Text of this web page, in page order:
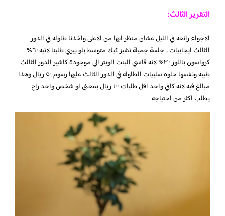
التقرير الثالث:
الاجواء رائعه في الليل عشان منظر ابها من الاعلى واخذنا طاولة في الدور
الثالث ايجابيات .. جلسة جميلة تشيز كيك متوسط بلو بيري طلبنا لاتيه ٦٠%
كرواسون باللوز ٣٠% لانه قاسي البنت الويتر الي موجودة كاشير الدور الثالث
طيبة ونفسها حلوه سلبيات الطاوله في الدور الثالث عليها رسوم ٥٠ ريال وهذا
مبالغ فيه لانه كافي واحد اقل طلبات ١٠٠ ريال بمعنى لو شخص واحد راح
يطلب اكثر من احتياجه